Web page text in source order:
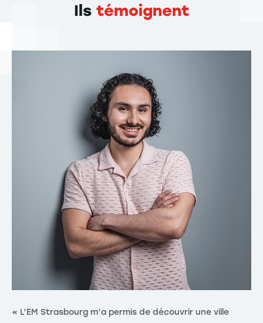
Ils témoignent
« L’EM Strasbourg m’a permis de découvrir une ville